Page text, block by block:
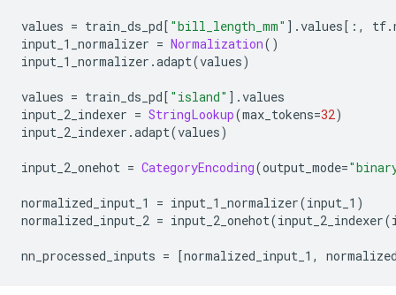
values = train_ds_pd[ "bill_length_mm" ].values[:, tf.
input_1_normalizer = Normalization()
input_1_normalizer .adapt(values)
values = train_ds_pd[ "island" ].values
input_2_indexer = StringLookup(max_tokens=32)
input_2_indexer .adapt(values)
input_2_onehot = CategoryEncoding(output_mode=
normalized_input_1 = input_1_normalizer(input_1 )
normalized_input_2 = input_2_onehot(input_2_indexer(
nn_processed_inputs = [normalized_input_1 ,